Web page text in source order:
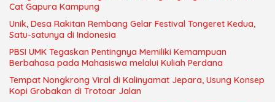
Cat Gapura Kampung
Unik, Desa Rakitan Rembang Gelar Festival Tongeret Kedua,
Satu-satunya di Indonesia
PBSI UMK Tegaskan Pentingnya Memiliki Kemampuan
Berbahasa pada Mahasiswa melalui Kuliah Perdana
Tempat Nongkrong Viral di Kalinyamat Jepara, Usung Konsep
Kopi Grobakan di Trotoar Jalan